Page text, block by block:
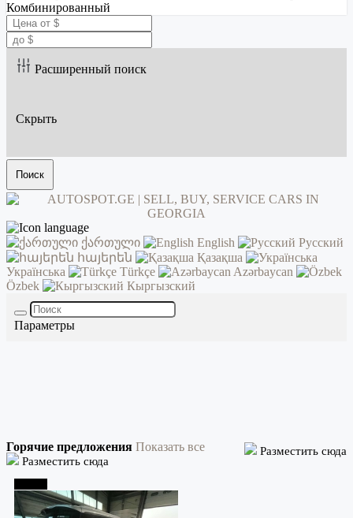
Комбинированный
Расширенный поиск
Скрыть
Поиск
ქართული English
Русский
հայերեն
Қазақша
Українська
Türkçe
Azərbaycan
Özbek
Кыргызский
Параметры
Горячие предложения Показать все
Разместить сюда
Разместить сюда